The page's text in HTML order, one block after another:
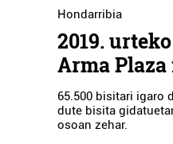
Hondarribia
2019.
Arma
65.500 bisitari igaro
dute bisita
osoan zehar.